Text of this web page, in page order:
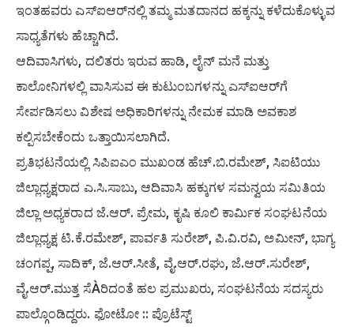
ಇಂತಹವರು ಎಸ್‌ಐಆರ್‌ನಲ್ಲಿ ತಮ್ಮ ಮತದಾನದ ಹಕ್ಕನ್ನು ಕಳೆದುಕೊಳ್ಳುವ
ಸಾಧ್ಯತೆಗಳು ಹೆಚ್ಚಾಗಿದೆ.
ಆದಿವಾಸಿಗಳು, ದಲಿತರು ಇರುವ ಹಾಡಿ, ಲೈನ್ ಮನೆ ಮತ್ತು
ಕಾಲೋನಿಗಳಲ್ಲಿ ವಾಸಿಸುವ ಈ ಕುಟುಂಬಗಳನ್ನು ಎಸ್‌ಐಆರ್‌ಗೆ
ಸೇರ್ಪಡಿಸಲು ವಿಶೇಷ ಅಧಿಕಾರಿಗಳನ್ನು ನೇಮಕ ಮಾಡಿ ಅವಕಾಶ
ಕಲ್ಪಿಸಬೇಕೆಂದು ಒತ್ತಾಯಿಸಲಾಗಿದೆ.
ಪ್ರತಿಭಟನೆಯಲ್ಲಿ ಸಿಪಿಐಎಂ ಮುಖಂಡ ಹೆಚ್.ಬಿ.ರಮೇಶ್, ಸಿಐಟಿಯು
ಜಿಲ್ಲಾಧ್ಯಕ್ಷರಾದ ಎ.ಸಿ.ಸಾಬು, ಆದಿವಾಸಿ ಹಕ್ಕುಗಳ ಸಮನ್ವಯ ಸಮಿತಿಯ
ಜಿಲ್ಲಾ ಅಧ್ಯಕರಾದ ಜೆ.ಆರ್. ಪ್ರೇಮ, ಕೃಷಿ ಕೂಲಿ ಕಾರ್ಮಿಕ ಸಂಘಟನೆಯ
ಜಿಲ್ಲಾಧ್ಯಕ್ಷ ಟಿ.ಕೆ.ರಮೇಶ್, ಪಾರ್ವತಿ ಸುರೇಶ್, ಪಿ.ವಿ.ರವಿ, ಅಮೀನ್, ಭಾಗ್ಯ
ಚಂಗಪ್ಪ, ಸಾದಿಕ್, ಜೆ.ಆರ್.ಸೀತೆ, ವೈ.ಆರ್.ರಘು, ಜೆ.ಆರ್.ಸುರೇಶ್,
ವೈ.ಆರ್.ಮುತ್ತ ಸೆÀರಿದಂತೆ ಹಲ ಪ್ರಮುಖರು, ಸಂಘಟನೆಯ ಸದಸ್ಯರು
ಪಾಲ್ಗೊಂಡಿದ್ದರು. ಫೋಟೋ :: ಪ್ರೊಟೆಸ್ಟ್